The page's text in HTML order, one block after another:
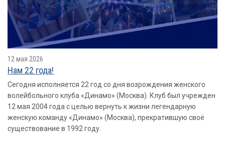
12 мая 2026
Нам 22 года!
Сегодня исполняется 22 год со дня возрождения женского
волейбольного клуба «Динамо» (Москва). Клуб был учрежден
12 мая 2004 года с целью вернуть к жизни легендарную
женскую команду «Динамо» (Москва), прекратившую своё
существование в 1992 году.